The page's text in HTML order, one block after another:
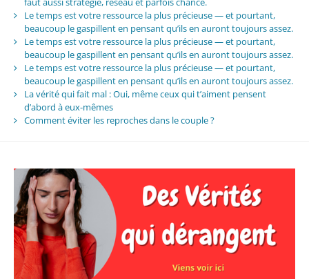
Le temps est votre ressource la plus précieuse — et pourtant,
beaucoup le gaspillent en pensant qu’ils en auront toujours assez.
Le temps est votre ressource la plus précieuse — et pourtant,
beaucoup le gaspillent en pensant qu’ils en auront toujours assez.
Le temps est votre ressource la plus précieuse — et pourtant,
beaucoup le gaspillent en pensant qu’ils en auront toujours assez.
La vérité qui fait mal : Oui, même ceux qui t’aiment pensent
d’abord à eux-mêmes
Comment éviter les reproches dans le couple ?